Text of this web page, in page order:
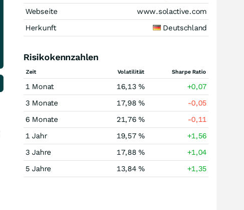
Webseite
www.solactive.com
Herkunft
Deutschland
Risikokennzahlen
Zeit Volatilität Sharpe Ratio
1 Monat 16,13 %
+0,07
3 Monate
17,98 %
-0,05
6 Monate
21,76 %
-0,11
1 Jahr
19,57 %
+1,56
3 Jahre
17,88 %
+1,04
5 Jahre
13,84 % +1,35